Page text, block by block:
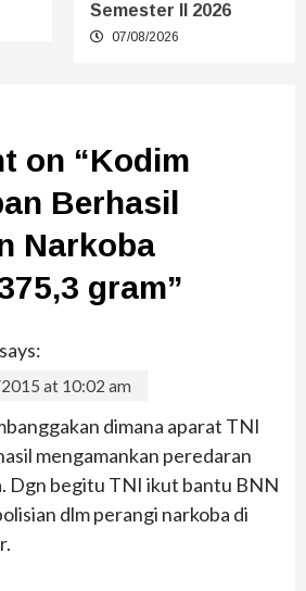
Semester II 2026
07/08/2026
on “Kodim
Berhasil
Narkoba
gram”
says:
at 10:02 am
dimana aparat TNI
mengamankan peredaran
Dgn begitu TNI ikut bantu BNN
dlm perangi narkoba di